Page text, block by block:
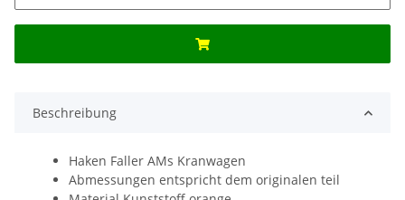
Beschreibung
Haken Faller AMs Kranwagen
Abmessungen entspricht dem originalen teil